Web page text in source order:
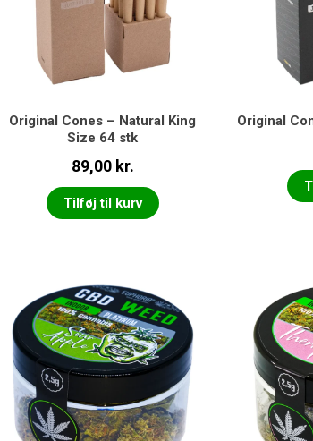
Original Cones – Natural King
Size 64 stk
89,00 kr.
Tilføj til kurv
Original